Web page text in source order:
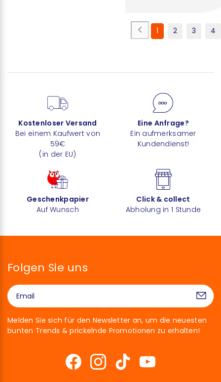
1 2 3 4
Kostenloser Versand
Bei einem Kaufwert von
59€
(in der EU)
Eine Anfrage?
Ein aufmerksamer
Kundendienst!
Geschenkpapier
Auf Wunsch
Click & collect
Abholung in 1 Stunde
Folgen Sie uns
Melden Sie sich für den Newsletter an, um die neuesten
bunten Trends & prickelnde Promotionen zu erhalten!